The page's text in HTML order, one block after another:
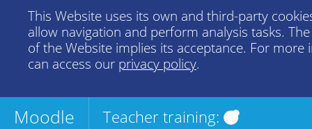
This Website uses its own and third-party
allow navigation and perform analysis tasks.
of the Website implies its acceptance. For more
can access our privacy policy.
Moodle Teacher training: